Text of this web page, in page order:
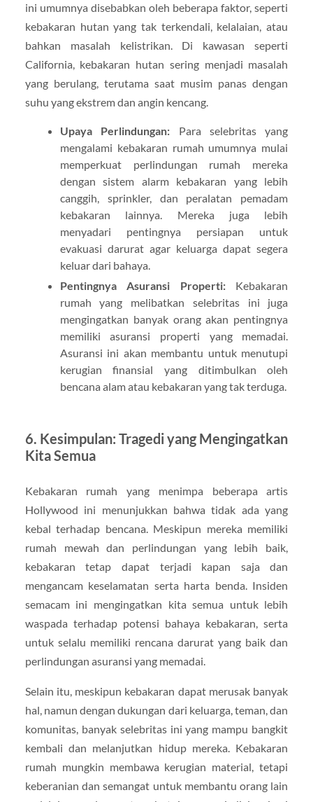
ini umumnya disebabkan oleh beberapa faktor, seperti
kebakaran hutan yang tak terkendali, kelalaian, atau
bahkan masalah kelistrikan. Di kawasan seperti
California, kebakaran hutan sering menjadi masalah
yang berulang, terutama saat musim panas dengan
suhu yang ekstrem dan angin kencang.
Upaya Perlindungan: Para selebritas yang
mengalami kebakaran rumah umumnya mulai
memperkuat perlindungan rumah mereka
dengan sistem alarm kebakaran yang lebih
canggih, sprinkler, dan peralatan pemadam
kebakaran lainnya. Mereka juga lebih
menyadari pentingnya persiapan untuk
evakuasi darurat agar keluarga dapat segera
keluar dari bahaya.
Pentingnya Asuransi Properti:Kebakaran
rumah yang melibatkan selebritas ini juga
mengingatkan banyak orang akan pentingnya
memiliki asuransi properti yang memadai.
Asuransi ini akan membantu untuk menutupi
kerugian finansial yang ditimbulkan oleh
bencana alam atau kebakaran yang tak terduga.
6. Kesimpulan: Tragedi yang Mengingatkan
Kita Semua
Kebakaran rumah yang menimpa beberapa artis
Hollywood ini menunjukkan bahwa tidak ada yang
kebal terhadap bencana. Meskipun mereka memiliki
rumah mewah dan perlindungan yang lebih baik,
kebakaran tetap dapat terjadi kapan saja dan
mengancam keselamatan serta harta benda. Insiden
semacam ini mengingatkan kita semua untuk lebih
waspada terhadap potensi bahaya kebakaran, serta
untuk selalu memiliki rencana darurat yang baik dan
perlindungan asuransi yang memadai.
Selain itu, meskipun kebakaran dapat merusak banyak
hal, namun dengan dukungan dari keluarga, teman, dan
komunitas, banyak selebritas ini yang mampu bangkit
kembali dan melanjutkan hidup mereka. Kebakaran
rumah mungkin membawa kerugian material, tetapi
keberanian dan semangat untuk membantu orang lain